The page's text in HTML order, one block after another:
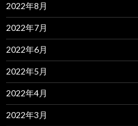
2022年8月
2022年7月
2022年6月
2022年5月
2022年4月
2022年3月